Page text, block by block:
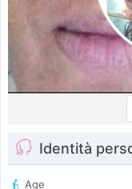
Identità
Age